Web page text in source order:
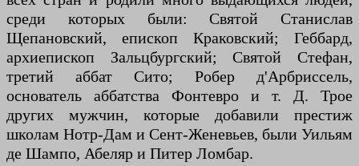
среди которых были: Святой Станислав
Щепановский, епископ Краковский; Геббард,
архиепископ Зальцбургский; Святой Стефан,
третий аббат Сито; Робер д'Арбриссель,
основатель аббатства Фонтевро и т. Д. Трое
других мужчин, которые добавили престиж
школам Нотр-Дам и Сент-Женевьев, были Уильям
де Шампо, Абеляр и Питер Ломбар.